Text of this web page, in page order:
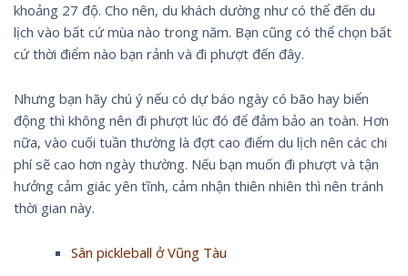
khoảng 27 độ. Cho nên, du khách dường như có thể đến du
lịch vào bất cứ mùa nào trong năm. Bạn cũng có thể chọn bất
cứ thời điểm nào bạn rảnh và đi phượt đến đây.
Nhưng bạn hãy chú ý nếu có dự báo ngày có bão hay biển
động thì không nên đi phượt lúc đó để đảm bảo an toàn. Hơn
nữa, vào cuối tuần thường là đợt cao điểm du lịch nên các chi
phí sẽ cao hơn ngày thường. Nếu bạn muốn đi phượt và tận
hưởng cảm giác yên tĩnh, cảm nhận thiên nhiên thì nên tránh
thời gian này.
Sân pickleball ở Vũng Tàu